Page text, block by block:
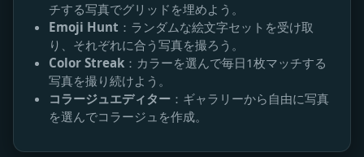
チする写真でグリッドを埋めよう。
Emoji Hunt ：ランダムな絵文字セットを受け取
り、それぞれに合う写真を撮ろう。
Color Streak ：カラーを選んで毎日1枚マッチする
写真を撮り続けよう。
コラージュエディター ：ギャラリーから自由に写真
を選んでコラージュを作成。